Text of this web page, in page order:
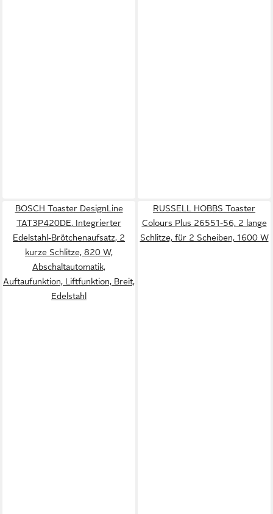
BOSCH Toaster DesignLine
TAT3P420DE, Integrierter
Edelstahl-Brötchenaufsatz, 2
kurze Schlitze, 820 W,
Abschaltautomatik,
Auftaufunktion, Liftfunktion, Breit,
Edelstahl
RUSSELL HOBBS Toaster
Colours Plus 26551-56, 2 lange
Schlitze, für 2 Scheiben, 1600 W